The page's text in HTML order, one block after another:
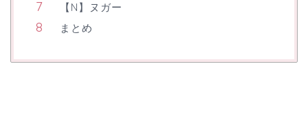
【N】ヌガー
まとめ